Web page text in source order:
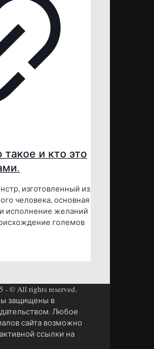
и кто это
изготовленный из
человека, основная
исполнение желаний
големов
- © All rights reserved.
защищены в
Любое
сайта возможно
ссылки на